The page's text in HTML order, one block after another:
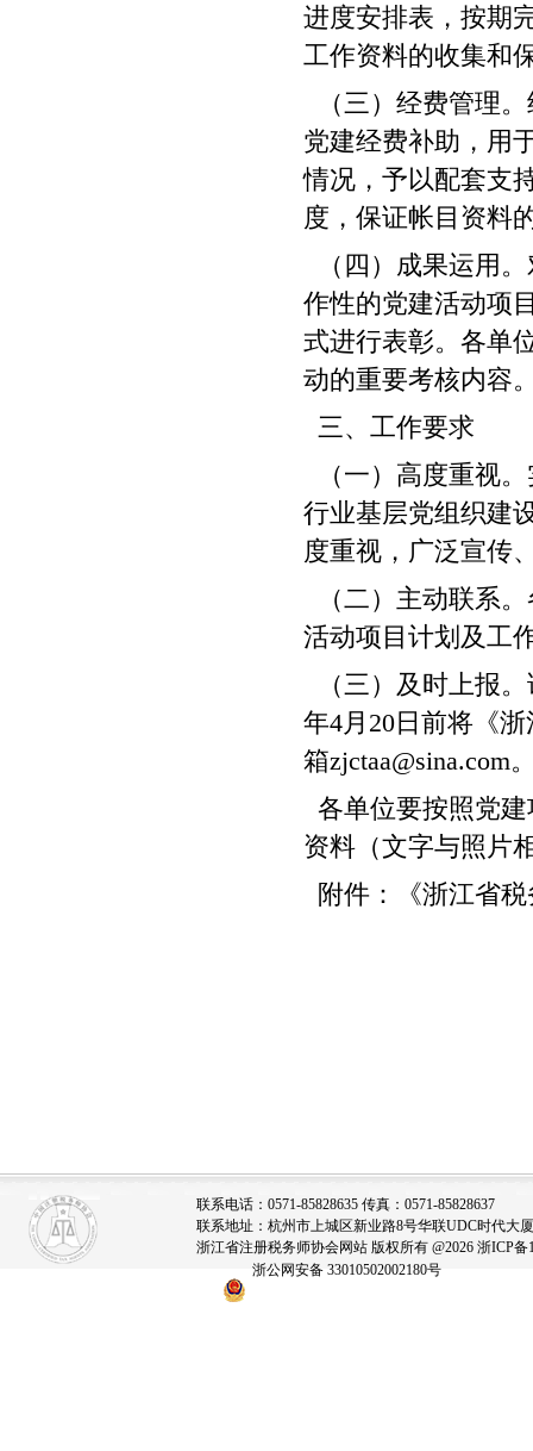
进度安排表，按期
工作资料的收集和
（三）经费管理
党建经费补助，用
情况，予以配套支
度，保证帐目资料
（四）成果运用
作性的党建活动项
式进行表彰。各单
动的重要考核内容
三、工作要求
（一）高度重视
行业基层党组织建
度重视，广泛宣传
（二）主动联系
活动项目计划及工
（三）及时上报
年4月20日前将《
箱zjctaa@sina.com
各单位要按照党
资料（文字与照片
附件：《浙江省
联系电话：0571-85828635 传真：0571-85828637
联系地址：杭州市上城区新业路8号华联UDC时代大
浙江省注册税务师协会网站 版权所有 @2026 浙ICP备
浙公网安备 33010502002180号